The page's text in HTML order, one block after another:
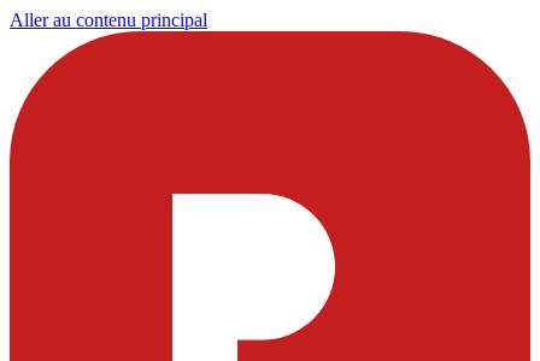
Aller au contenu principal